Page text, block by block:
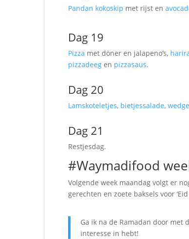
Pandan kokoskip met rijst en
Dag 19
Pizza met döner en jalapeno’s,
pizzadeeg en pizzasaus.
Dag 20
Lamskoteletjes, bietjessalade,
Dag 21
Restjesdag.
#Waymadifood
Volgende week maandag volgt er
gerechten en zoete baksels voor
Ga ik na de Ramadan door met
interesse in hebt!